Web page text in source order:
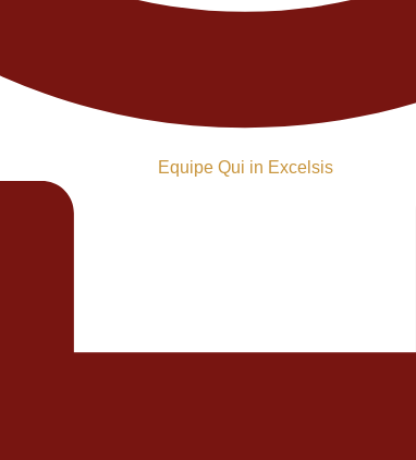
Equipe Qui in Excelsis